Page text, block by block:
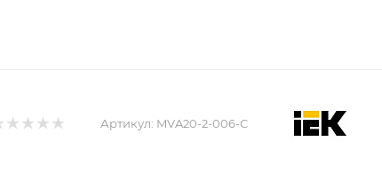
Артикул: MVA20-2-006-C